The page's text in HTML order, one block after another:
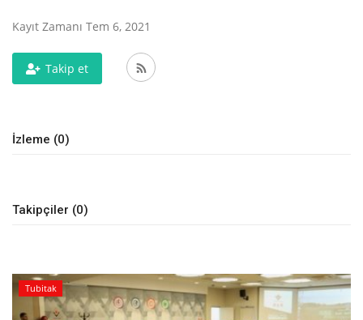
E-Devlet Sistemleri
Enerji
Teknoloji Kurumu
Programlar
Kayıt Zamanı Tem 6, 2021
Takip et
İzleme (0)
Takipçiler (0)
Tubitak